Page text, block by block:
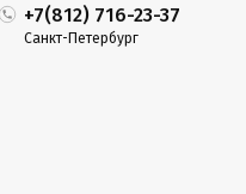
+7(812) 716-23-37
Санкт-Петербург